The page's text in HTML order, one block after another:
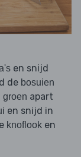
en snijd
de bosuien
groen apart
en snijd in
knoflook en